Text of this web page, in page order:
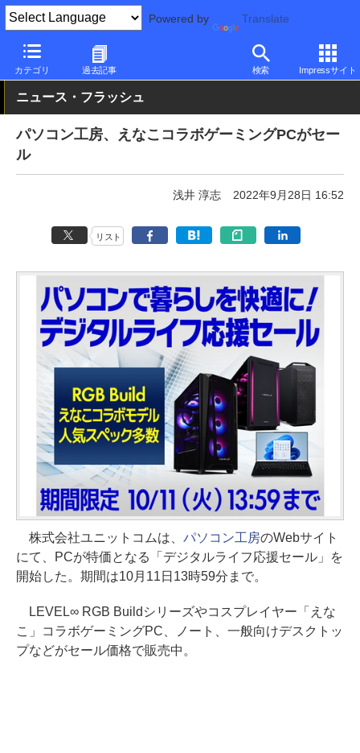
Powered by Translate
カテゴリ 過去記事 検索 Impressサイト
PC Watch パソコン/タブレット/スマートフォン ゲーミングパソ
ニュース・フラッシュ
パソコン工房、えなこコラボゲーミングPCがセー
ル
浅井 淳志 2022年9月28日 16:52
リスト
株式会社ユニットコムは、 パソコン工房のWebサイト
にて、PCが特価となる「デジタルライフ応援セール」を
開始した。期間は10月11日13時59分まで。
LEVEL∞ RGB Buildシリーズやコスプレイヤー「えな
こ」コラボゲーミングPC、ノート、一般向けデスクトッ
プなどがセール価格で販売中。